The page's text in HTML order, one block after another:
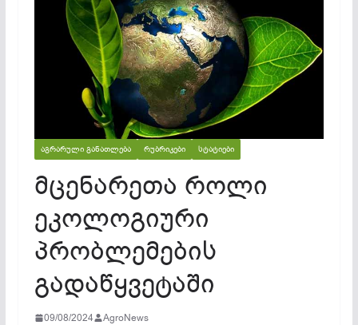
ᲐᲒᲠᲐᲠᲣᲚᲘ ᲒᲐᲜᲐᲗᲚᲔᲑᲐ ᲠᲣᲑᲠᲘᲙᲔᲑᲘ ᲡᲢᲐᲢᲘᲔᲑᲘ
მცენარეთა როლი
ეკოლოგიური
პრობლემების
გადაწყვეტაში
09/08/2024 AgroNews